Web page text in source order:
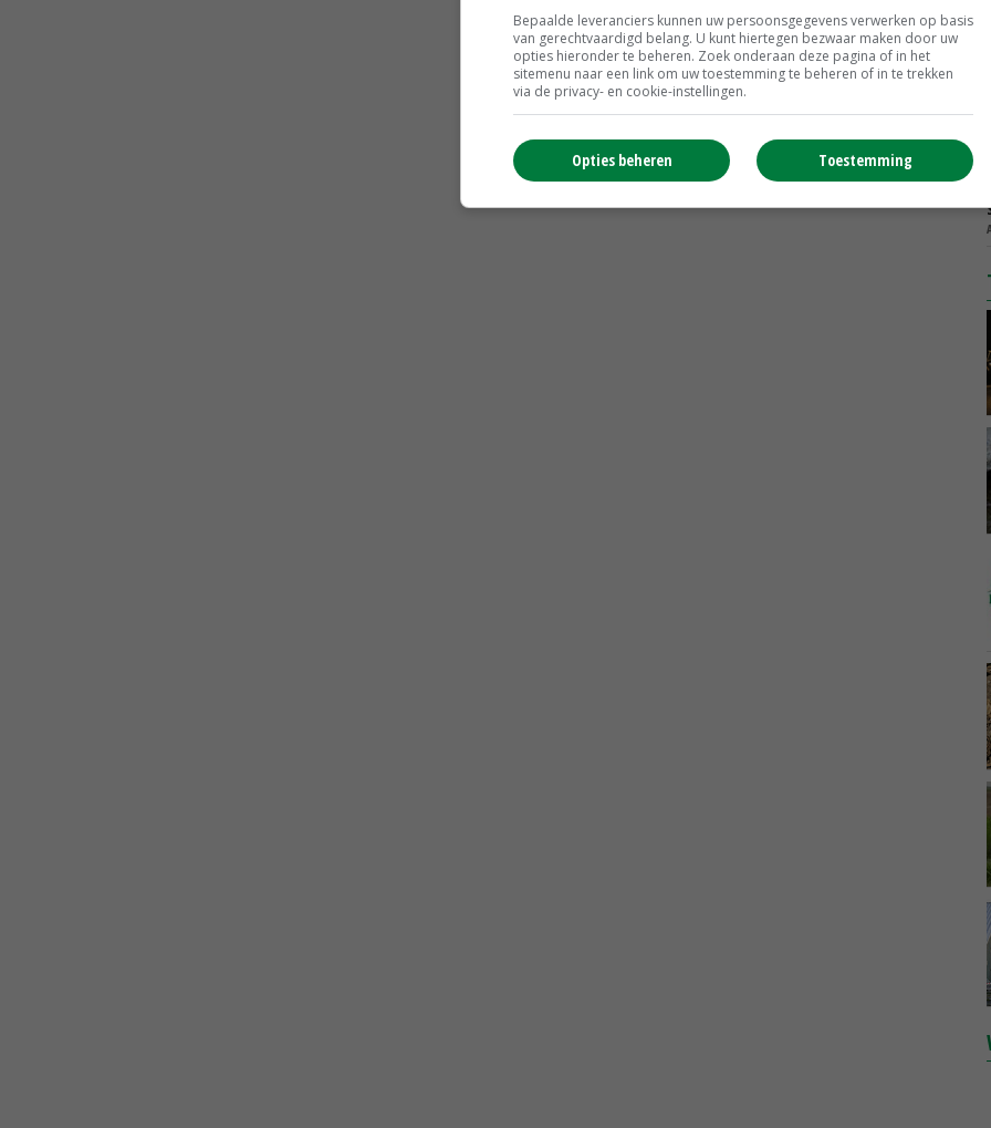
Bepaalde leveranciers kunnen uw persoonsgegevens verwerken op basis
van gerechtvaardigd belang. U kunt hiertegen bezwaar maken door uw
opties hieronder te beheren. Zoek onderaan deze pagina of in het
sitemenu naar een link om uw toestemming te beheren of in te trekken
via de privacy- en cookie-instellingen.
Toestemming
Opties beheren